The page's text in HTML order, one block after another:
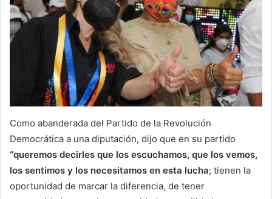
Como abanderada del Partido de la Revolución
Democrática a una diputación, dijo que en su partido
“queremos decirles que los escuchamos, que los vemos,
los sentimos y los necesitamos en esta lucha; tienen la
oportunidad de marcar la diferencia, de tener